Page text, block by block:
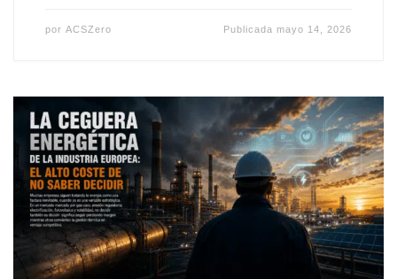
por ACSZero Publicada mayo 14, 2026